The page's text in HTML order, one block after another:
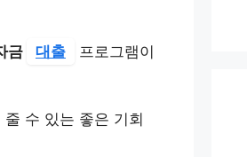
금 대출
프로그램이
수 있는 좋은 기회